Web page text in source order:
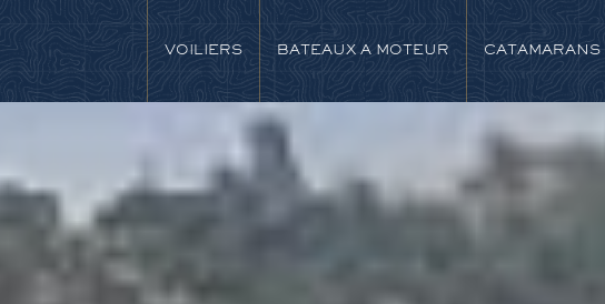
VOILIERS BATEAUX A MOTEUR CATAMARANS